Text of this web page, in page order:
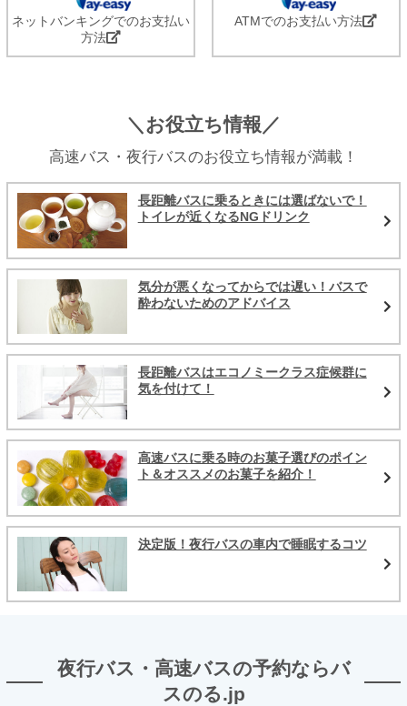
ネットバンキングでのお支払い
方法
ATMでのお支払い方法
＼お役立ち情報／
高速バス・夜行バスのお役立ち情報が満載！
長距離バスに乗るときには選ばないで！
トイレが近くなるNGドリンク
気分が悪くなってからでは遅い！バスで
酔わないためのアドバイス
長距離バスはエコノミークラス症候群に
気を付けて！
高速バスに乗る時のお菓子選びのポイン
ト＆オススメのお菓子を紹介！
決定版！夜行バスの車内で睡眠するコツ
夜行バス・高速バスの予約ならバ
スのる.jp